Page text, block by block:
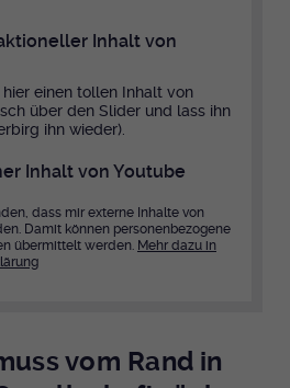
Inhalt von
einen tollen Inhalt von
über den Slider und lass ihn
ihn wieder).
Inhalt von Youtube
dass mir externe Inhalte von
Damit können personenbezogene
übermittelt werden. Mehr dazu in
vom Rand in